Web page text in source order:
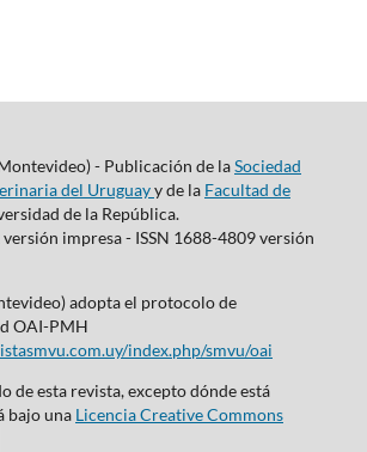
- Publicación de laSociedad
del Uruguayy de la Facultad de
de la República.
impresa - ISSN 1688-4809 versión
adopta el protocolo de
OAI-PMH
index.php/smvu/oai
de esta revista, excepto dónde está
bajo una Licencia Creative Commons